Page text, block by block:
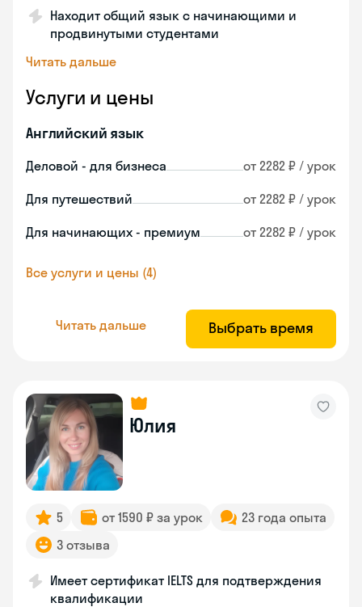
Находит общий язык с начинающими и
продвинутыми студентами
Читать дальше
Услуги и цены
Английский язык
Деловой - для бизнеса от 2282 ₽ / урок
Для путешествий от 2282 ₽ / урок
Для начинающих - премиум от 2282 ₽ / урок
Все услуги и цены (4)
Читать дальше Выбрать время
Юлия
5 от 1590 ₽ за урок
23 года опыта
3 отзыва
Имеет сертификат IELTS для подтверждения
квалификации